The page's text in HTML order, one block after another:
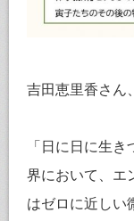
吉田恵里香さん
「日に日に生
界において、エ
はゼロに近しい